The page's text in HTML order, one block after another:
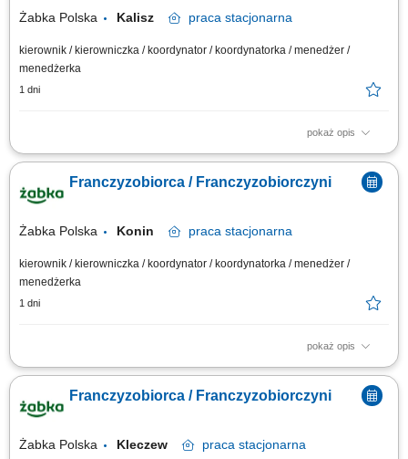
Żabka Polska Kalisz praca stacjonarna
kierownik / kierowniczka / koordynator / koordynatorka / menedżer /
menedżerka
1 dni
pokaż opis
Główne zadania: Prowadzenie własnej działalności gospodarczej w
oparciu o sprawdzony model biznesowy. Dbanie o wysoką jakość obsługi.
Monitorowanie stanów magazynowych i zamówień. Dostosowywanie
asortymentu sklepu do potrzeb lokalnego rynku. Współpraca z centralą w
Franczyzobiorca / Franczyzobiorczyni
Żabka Polska Konin praca stacjonarna
kierownik / kierowniczka / koordynator / koordynatorka / menedżer /
menedżerka
1 dni
pokaż opis
Główne zadania: Prowadzenie własnej działalności gospodarczej w
oparciu o sprawdzony model biznesowy. Dbanie o wysoką jakość obsługi.
Monitorowanie stanów magazynowych i zamówień. Dostosowywanie
asortymentu sklepu do potrzeb lokalnego rynku. Współpraca z centralą w
Franczyzobiorca / Franczyzobiorczyni
Żabka Polska Kleczew praca stacjonarna